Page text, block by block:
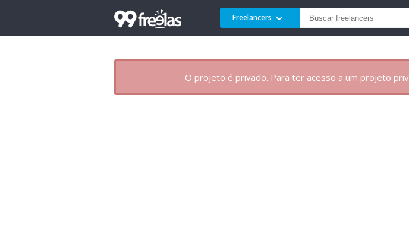
Freelancers
O projeto é privado. Para ter acesso a um projeto